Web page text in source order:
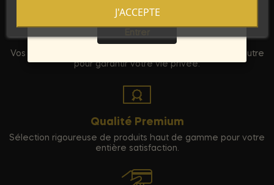
Discrétion Assurée
Vos commandes sont expédiées dans un emballage neutre
pour garantir votre vie privée.
Qualité Premium
Sélection rigoureuse de produits haut de gamme pour votre
entière satisfaction.
J'ACCEPTE
Sortie